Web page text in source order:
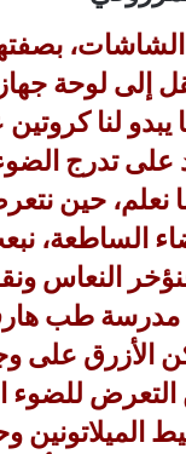
الشاشات،
إلى لوحة
لنا
تدرج الضوء
نعلم، حين
الساطعة،
فنؤخر النعاس
مدرسة طب
لكن الأزرق
التعرض